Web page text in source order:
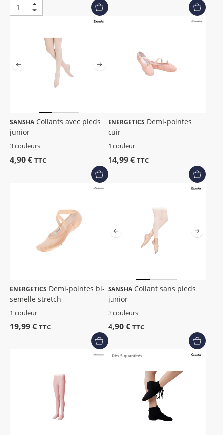
SANSHA
junior
3 couleurs
4,90 € TTC
ENERGETICS
cuir
1 couleur
14,99 € TTC
ENERGETICS
semelle stretch
1 couleur
19,99 € TTC
SANSHACollant sans pieds
junior
3 couleurs
4,90 € TTC
Dès 5 quantités